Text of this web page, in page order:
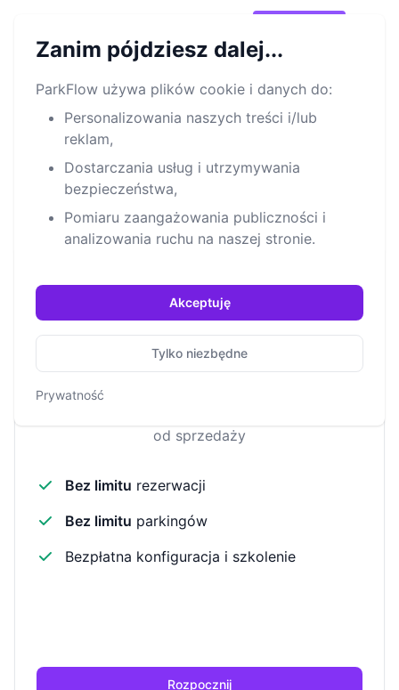
Cennik
Zdobądź platformę zarządzania parkingiem ParkFlow
Parking Management Solution z kompleksową
implementacją i wsparciem premium, wszystko w
Premium
Odpowiedni dla małych, średnich i dużych
od sprzedaży
Bez limitu rezerwacji
Bez limitu parkingów
Bezpłatna konfiguracja i szkolenie
Rozpocznij
Zanim pójdziesz dalej...
ParkFlow używa plików cookie i danych do:
Personalizowania naszych treści i/lub
reklam,
Dostarczania usług i utrzymywania
bezpieczeństwa,
Pomiaru zaangażowania publiczności i
analizowania ruchu na naszej stronie.
Akceptuję
Tylko niezbędne
Prywatność